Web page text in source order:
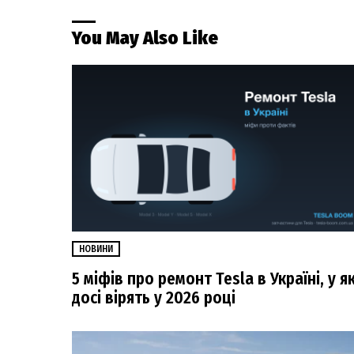
You May Also Like
НОВИНИ
5 міфів про ремонт Tesla в Україні, у
досі вірять у 2026 році